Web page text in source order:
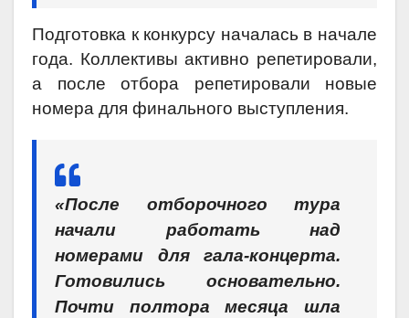
Подготовка к конкурсу началась в начале
года. Коллективы активно репетировали,
а после отбора репетировали новые
номера для финального выступления.
«После отборочного тура
начали работать над
номерами для гала-концерта.
Готовились основательно.
Почти полтора месяца шла